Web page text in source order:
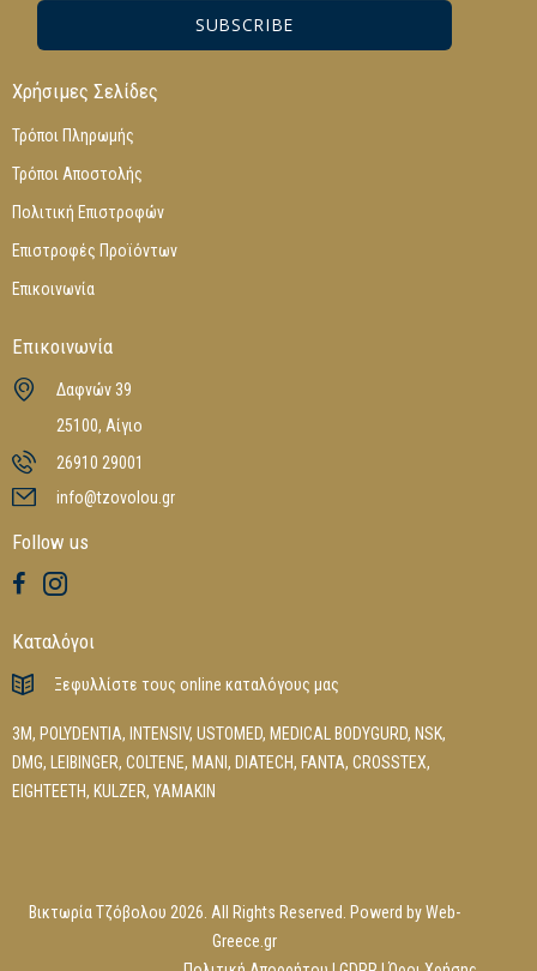
SUBSCRIBE
Χρήσιμες Σελίδες
Τρόποι Πληρωμής
Τρόποι Αποστολής
Πολιτική Επιστροφών
Επιστροφές Προϊόντων
Επικοινωνία
Επικοινωνία
Δαφνών 39
25100, Αίγιο
26910 29001
info@tzovolou.gr
Follow us
Καταλόγοι
Ξεφυλλίστε τους online καταλόγους μας
3M, POLYDENTIA, INTENSIV, USTOMED, MEDICAL BODYGURD, NSK,
DMG, LEIBINGER, COLTENE, MANI , DIATECH, FANTA, CROSSTEX,
EIGHTEETH, KULZER, YAMAKIN
Βικτωρία Τζόβολου 2026. All Rights Reserved. Powerd byWeb-
Greece.gr